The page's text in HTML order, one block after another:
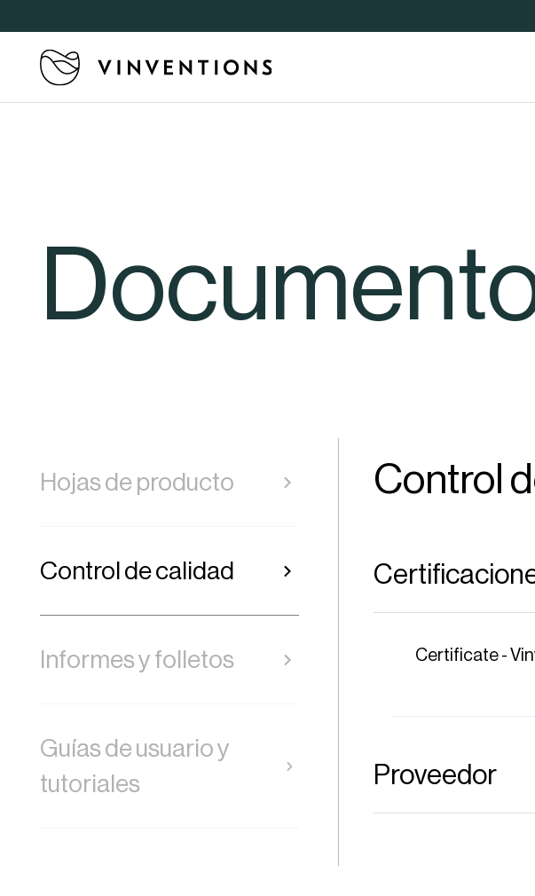
Hojas de producto
Control de calidad
Informes y folletos
Guías de usuario y
tutoriales
Control
Certificate -
Proveedor